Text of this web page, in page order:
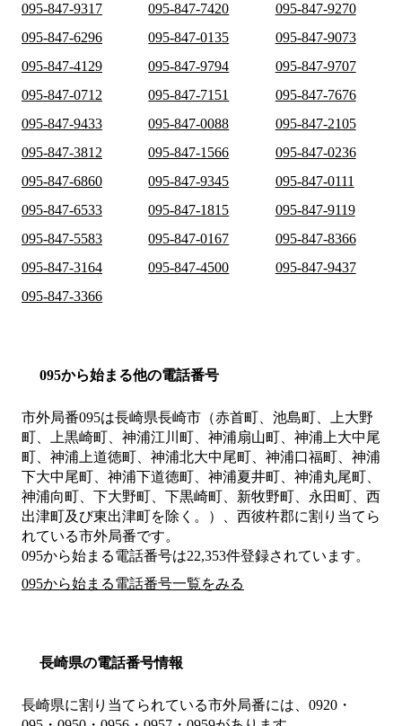
095-847-9317
095-847-7420
095-847-9270
095-847-6296
095-847-0135
095-847-9073
095-847-4129
095-847-9794
095-847-9707
095-847-0712
095-847-7151
095-847-7676
095-847-9433
095-847-0088
095-847-2105
095-847-3812
095-847-1566
095-847-0236
095-847-6860
095-847-9345
095-847-0111
095-847-6533
095-847-1815
095-847-9119
095-847-5583
095-847-0167
095-847-8366
095-847-3164
095-847-4500
095-847-9437
095-847-3366
095から始まる他の電話番号
市外局番095は長崎県長崎市（赤首町、池島町、上大野
町、上黒崎町、神浦江川町、神浦扇山町、神浦上大中尾
町、神浦上道徳町、神浦北大中尾町、神浦口福町、神浦
下大中尾町、神浦下道徳町、神浦夏井町、神浦丸尾町、
神浦向町、下大野町、下黒崎町、新牧野町、永田町、西
出津町及び東出津町を除く。）、西彼杵郡に割り当てら
れている市外局番です。
095から始まる電話番号は22,353件登録されています。
095から始まる電話番号一覧をみる
長崎県の電話番号情報
長崎県に割り当てられている市外局番には、0920・